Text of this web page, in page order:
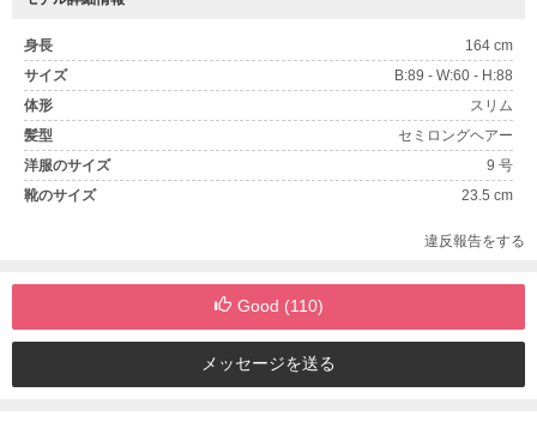
身長
164 cm
サイズ
B:89 - W:60 - H:88
体形
スリム
髪型
セミロングヘアー
洋服のサイズ
9 号
靴のサイズ
23.5 cm
違反報告をする
Good (110)
メッセージを送る